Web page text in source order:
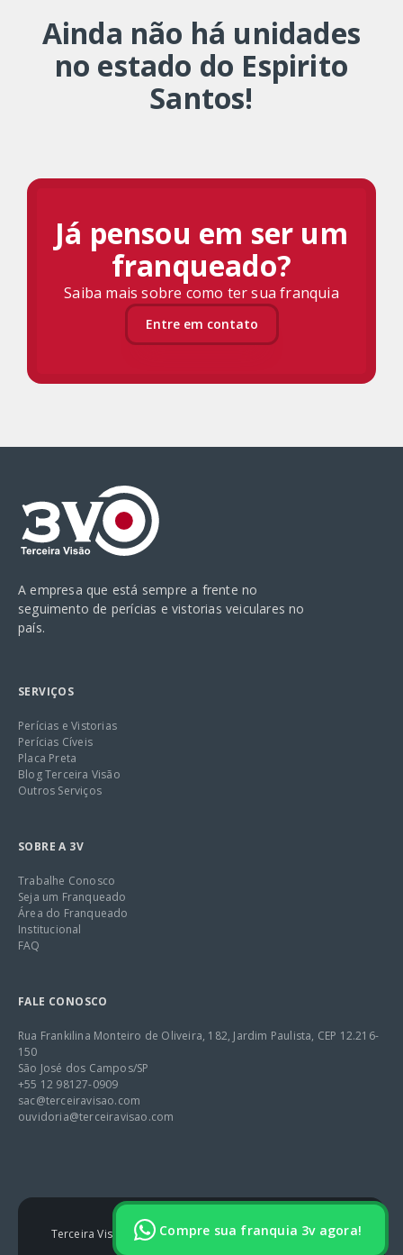
Ainda não há unidades
no estado do Espirito
Santos!
Já pensou em ser um
franqueado?
Saiba mais sobre como ter sua franquia
Entre em contato
A empresa que está sempre a frente no
seguimento de perícias e vistorias veiculares no
país.
SERVIÇOS
Perícias e Vistorias
Perícias Cíveis
Placa Preta
Blog Terceira Visão
Outros Serviços
SOBRE A 3V
Trabalhe Conosco
Seja um Franqueado
Área do Franqueado
Institucional
FAQ
FALE CONOSCO
Rua Frankilina Monteiro de Oliveira, 182, Jardim Paulista, CEP 12.216-
150
São José dos Campos/SP
+55 12 98127-0909
sac@terceiravisao.com
ouvidoria@terceiravisao.com
Terceira Visão 2025 – Tem todos os Direitos Reservados.
Compre sua franquia 3v agora!